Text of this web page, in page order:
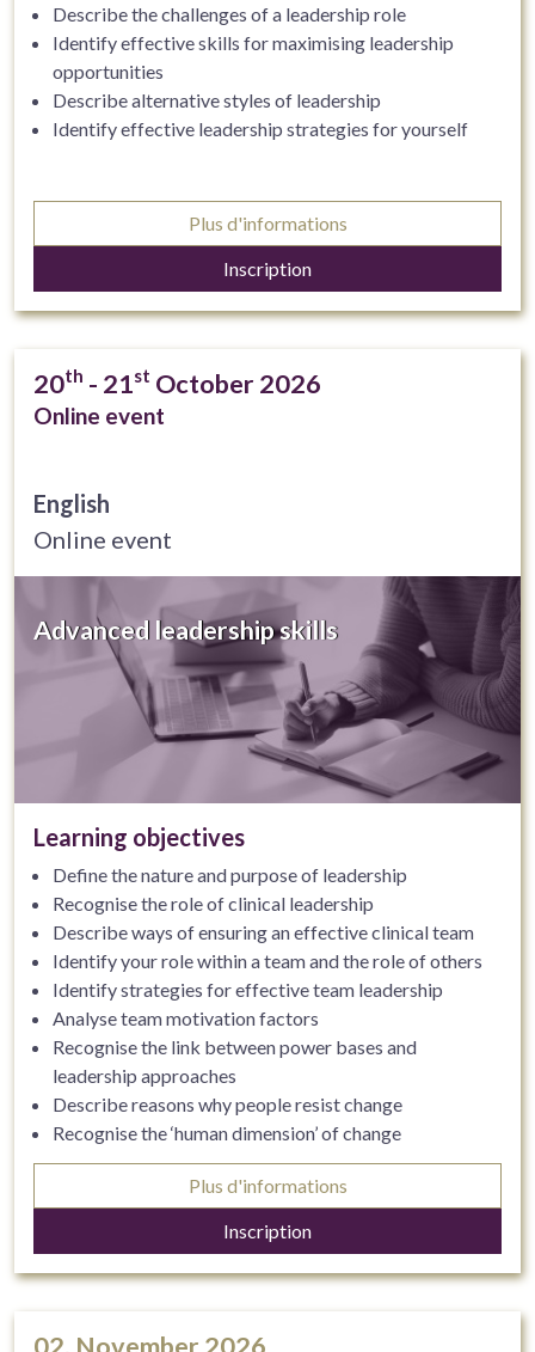
Describe the challenges of a leadership role
Identify effective skills for maximising leadership
opportunities
Describe alternative styles of leadership
Identify effective leadership strategies for yourself
Plus d'informations
Inscription
20th - 21st October 2026
Online event
English
Online event
Advanced leadership skills
Learning objectives
Define the nature and purpose of leadership
Recognise the role of clinical leadership
Describe ways of ensuring an effective clinical team
Identify your role within a team and the role of others
Identify strategies for effective team leadership
Analyse team motivation factors
Recognise the link between power bases and
leadership approaches
Describe reasons why people resist change
Recognise the ‘human dimension’ of change
Consider a model for managing change
Develop strategies for leading and managing
Create a personal leadership development plan
Plus d'informations
Inscription
02. November 2026